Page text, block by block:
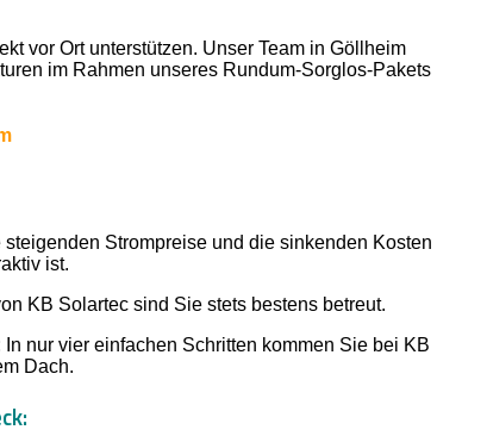
vor Ort unterstützen. Unser Team in Göllheim
im Rahmen unseres Rundum-Sorglos-Pakets
Strompreise und die sinkenden Kosten
ist.
KB Solartec sind Sie stets bestens betreut.
nur vier einfachen Schritten kommen Sie bei KB
Dach.